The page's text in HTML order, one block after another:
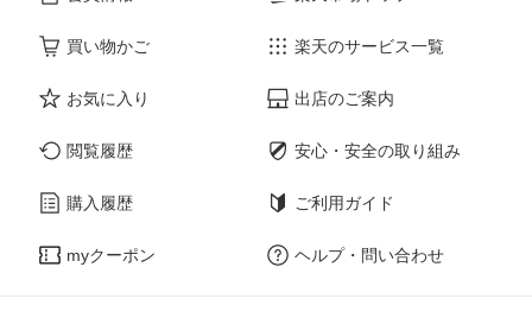
買い物かご
お気に入り
閲覧履歴
購入履歴
myクーポン
楽天のサービス一覧
出店のご案内
安心・安全の取り組み
ご利用ガイド
ヘルプ・問い合わせ